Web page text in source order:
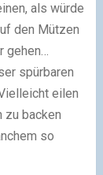
als würde
den Mützen
gehen…
spürbaren
eilen
zu backen
so